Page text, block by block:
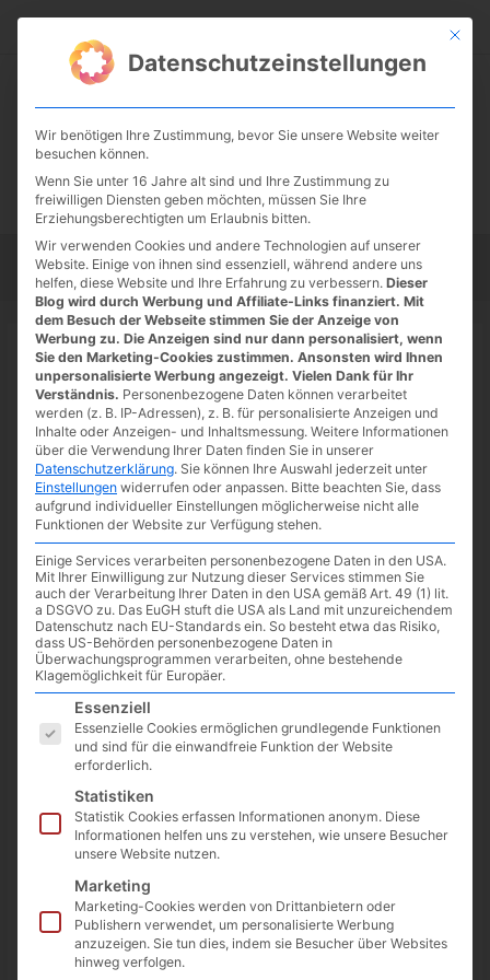
Startseite Tipps Tutorials Tests
Startseite»News
fileee: neue Funktionen im Juni
2022 – verbesserte Suche und
Papierkorb
02.07.2022/ VonSpoonie/Schreibe einen Kommentar /1
minute of reading
Bereits im Juni 2022 gab es beifileeeein Update, welches
zwei neue Funktion mitgebracht hat –verbesserte Suchein
der Webversion und einenPapierkorb
DieSuchekann über dasSuchfeldrechts oben oder über das
Filter-Symbol(damit auch ohne eine Suchwort) in der
Dokumenten-Übersicht aufgerufen werden. Durch die
Mit
Datenschutzeinstellungen
Wir benötigen Ihre Zustimmung, bevor Sie unsere Website weiter
besuchen können.
Wenn Sie unter 16 Jahre alt sind und Ihre Zustimmung zu
freiwilligen Diensten geben möchten, müssen Sie Ihre
Erziehungsberechtigten um Erlaubnis bitten.
Wir verwenden Cookies und andere Technologien auf unserer
Website. Einige von ihnen sind essenziell, während andere uns
helfen, diese Website und Ihre Erfahrung zu verbessern. Dieser
Blog wird durch Werbung und Affiliate-Links finanziert. Mit
dem Besuch der Webseite stimmen Sie der Anzeige von
Werbung zu. Die Anzeigen sind nur dann personalisiert, wenn
Sie den Marketing-Cookies zustimmen. Ansonsten wird Ihnen
unpersonalisierte Werbung angezeigt. Vielen Dank für Ihr
Verständnis. Personenbezogene Daten können verarbeitet
werden (z. B. IP-Adressen), z. B. für personalisierte Anzeigen und
Inhalte oder Anzeigen- und Inhaltsmessung. Weitere Informationen
über die Verwendung Ihrer Daten finden Sie in unserer
Datenschutzerklärung. Sie können Ihre Auswahl jederzeit unter
Einstellungen widerrufen oder anpassen. Bitte beachten Sie, dass
aufgrund individueller Einstellungen möglicherweise nicht alle
Funktionen der Website zur Verfügung stehen.
Einige Services verarbeiten personenbezogene Daten in den USA.
Mit Ihrer Einwilligung zur Nutzung dieser Services stimmen Sie
auch der Verarbeitung Ihrer Daten in den USA gemäß Art. 49 (1) lit.
a DSGVO zu. Das EuGH stuft die USA als Land mit unzureichendem
Datenschutz nach EU-Standards ein. So besteht etwa das Risiko,
dass US-Behörden personenbezogene Daten in
Überwachungsprogrammen verarbeiten, ohne bestehende
Klagemöglichkeit für Europäer.
Es folgt eine Liste der Service-Gruppen, für die eine
Essenziell
Essenzielle Cookies ermöglichen grundlegende Funktionen
und sind für die einwandfreie Funktion der Website
erforderlich.
Statistiken
Statistik Cookies erfassen Informationen anonym. Diese
Informationen helfen uns zu verstehen, wie unsere Besucher
unsere Website nutzen.
Marketing
Marketing-Cookies werden von Drittanbietern oder
Publishern verwendet, um personalisierte Werbung
anzuzeigen. Sie tun dies, indem sie Besucher über Websites
hinweg verfolgen.